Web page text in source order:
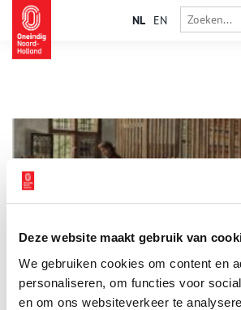
Deze website maakt gebruik van
We gebruiken cookies om content en
personaliseren, om functies voor
en om ons websiteverkeer te
NL EN
Er zijn in Enkhuizen veel monumenten te
dikke stenen muren schuilt een lang
schat: De Librije in de Westerkerk.